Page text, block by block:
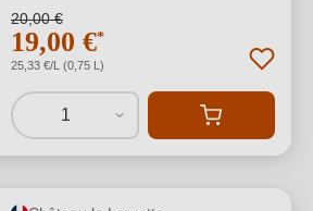
20,00 €
19,00 €*
25,33 €/L (0,75 L)
1